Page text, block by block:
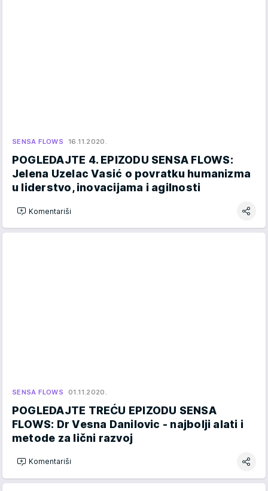
SENSA FLOWS 16.11.2020.
POGLEDAJTE 4. EPIZODU SENSA FLOWS:
Jelena Uzelac Vasić o povratku humanizma
u liderstvo, inovacijama i agilnosti
Komentariši
SENSA FLOWS 01.11.2020.
POGLEDAJTE TREĆU EPIZODU SENSA
FLOWS: Dr Vesna Danilovic - najbolji alati i
metode za lični razvoj
Komentariši